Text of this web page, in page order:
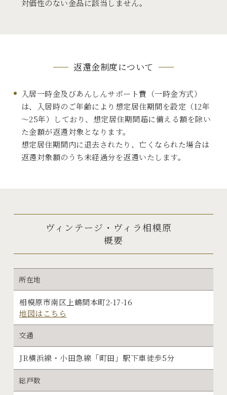
対価性のない金品に該当しません。
返還金制度について
入居一時金及びあんしんサポート費（一時金方式）
は、入居時のご年齢により想定居住期間を設定（12年
～25年）しており、想定居住期間超に備える額を除い
た金額が返還対象となります。
想定居住期間内に退去されたり、亡くなられた場合は
返還対象額のうち未経過分を返還いたします。
ヴィンテージ・ヴィラ相模原
概要
所在地
相模原市南区上鶴間本町2-17-16
地図はこちら
交通
JR横浜線・小田急線「町田」駅下車徒歩5分
総戸数